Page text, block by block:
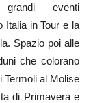
eventi
Italia in Tour e la
Spazio poi alle
che colorano
Termoli al Molise
di Primavera e